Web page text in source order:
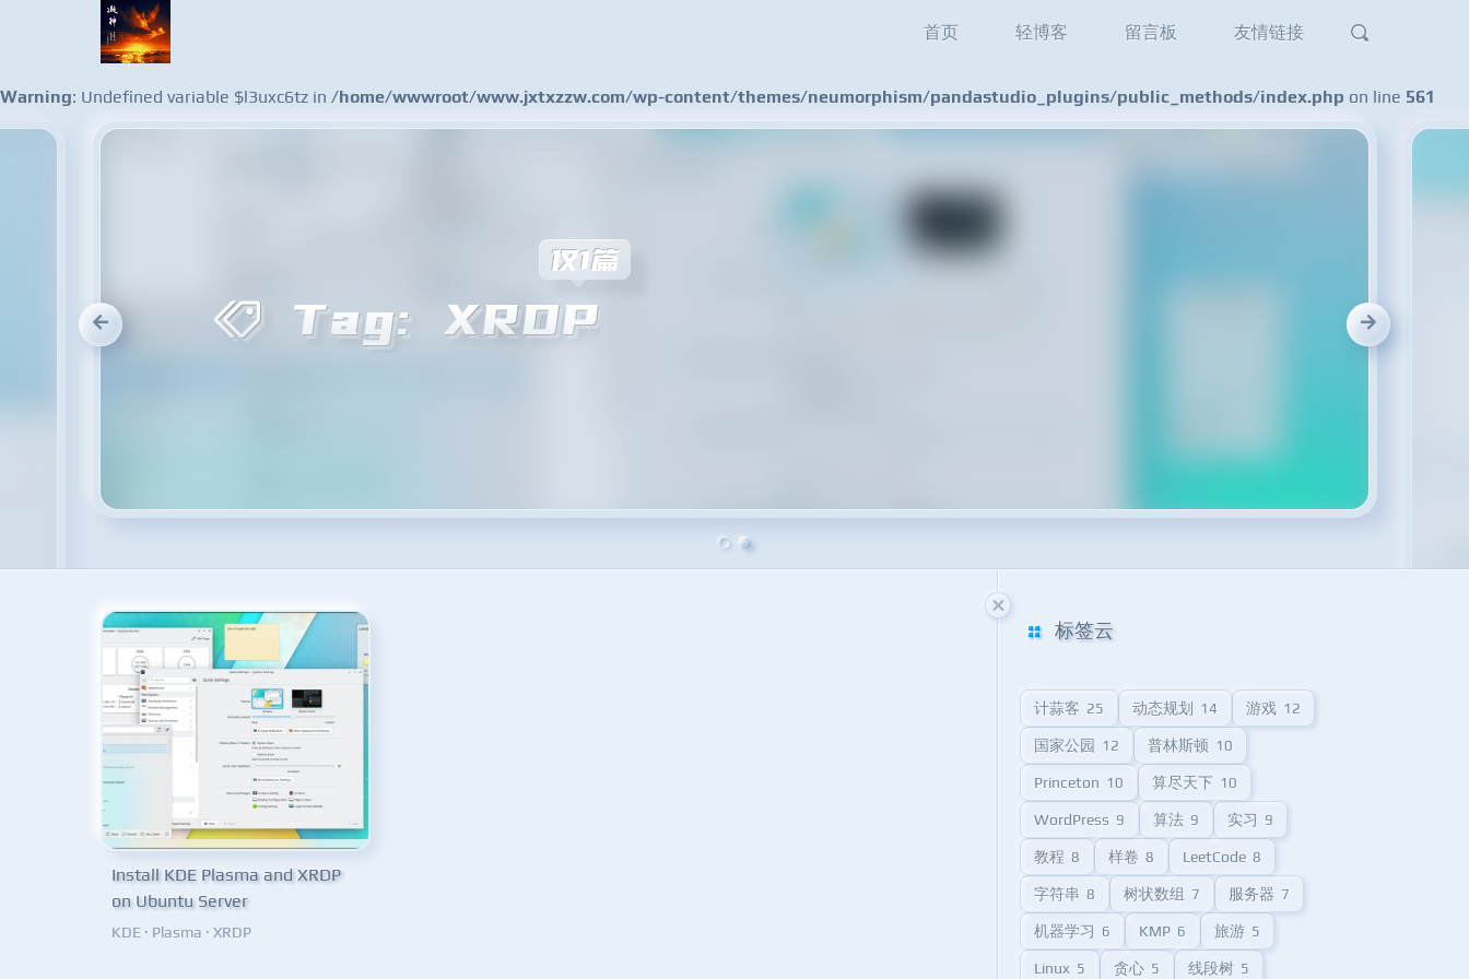
首页 轻博客 留言板 友情链接
Warning: Undefined variable $l3uxc6tz in /home/wwwroot/www.jxtxzzw.com/wp-content/themes/neumorphism/pandastudio_plugins/public_methods/index.php on line 561
Install KDE Plasma and XRDP
on Ubuntu Server
KDE · Plasma · XRDP
标签云
计蒜客 25 动态规划 14 游戏 12
国家公园 12 普林斯顿 10
Princeton 10 算尽天下 10
WordPress 9 算法 9 实习 9
教程 8 样卷 8 LeetCode 8
字符串 8 树状数组 7 服务器 7
机器学习 6 KMP 6 旅游 5
Linux 5 贪心 5 线段树 5